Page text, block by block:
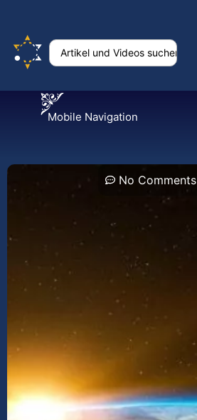
Mobile Navigation
No Comments